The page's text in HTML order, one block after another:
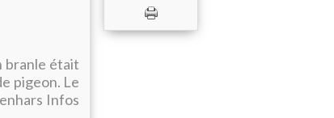
branle était
pigeon. Le
Infos